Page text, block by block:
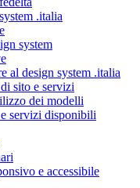
.italia
system
al design system .italia
sito e servizi
dei modelli
servizi disponibili
e accessibile